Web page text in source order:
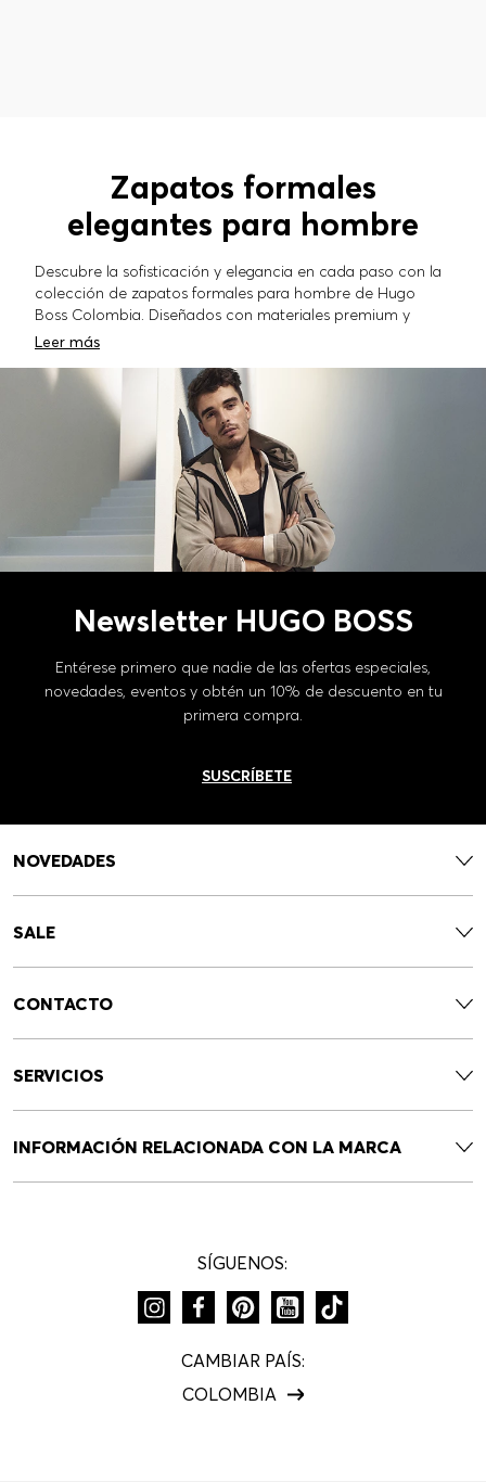
Zapatos formales
elegantes para hombre
Descubre la sofisticación y elegancia en cada paso con la
colección de zapatos formales para hombre de Hugo
Boss Colombia. Diseñados con materiales premium y
acabados excepcionales, que brindan la comodidad
un look impecable en cualquier ocasión especial o en el
entorno laboral. Combínalos con nuestras exclusivas
para hombre para un estilo refinado o con
pantalones para lograr una apariencia elegante y
moderna. Completa tu outfit con nuestra selección de
Leer más
Newsletter HUGO BOSS
Entérese primero que nadie de las ofertas especiales,
novedades, eventos y obtén un 10% de descuento en tu
primera compra.
SUSCRÍBETE
NOVEDADES
SALE
CONTACTO
SERVICIOS
INFORMACIÓN RELACIONADA CON LA MARCA
SÍGUENOS:
CAMBIAR PAÍS:
COLOMBIA